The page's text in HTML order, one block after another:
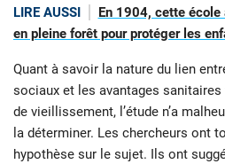
LIRE AUSSI
En 1904, cette
en pleine forêt pour protéger les
Quant à savoir la nature du lien
sociaux et les avantages
de vieillissement, l’étude n’a
la déterminer. Les chercheurs ont
hypothèse sur le sujet. Ils ont